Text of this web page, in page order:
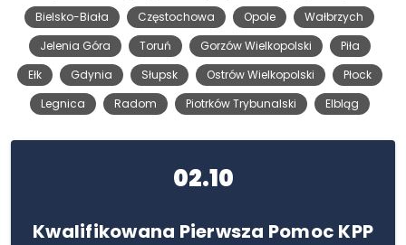
Bielsko-Biała
Częstochowa Opole
Wałbrzych
Jelenia Góra
Toruń Gorzów Wielkopolski
Piła
Ełk
Gdynia Słupsk Ostrów Wielkopolski
Płock
Legnica
Radom Piotrków Trybunalski Elbląg
02.10
Kwalifikowana Pierwsza Pomoc KPP